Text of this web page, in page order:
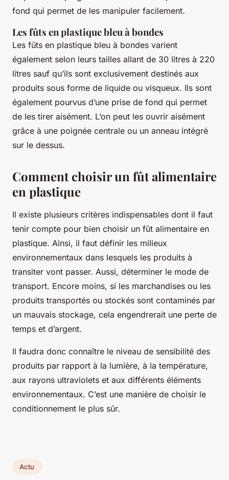
fond qui permet de les manipuler facilement.
Les fûts en plastique bleu à bondes
Les fûts en plastique bleu à bondes varient
également selon leurs tailles allant de 30 litres à 220
litres sauf qu’ils sont exclusivement destinés aux
produits sous forme de liquide ou visqueux. Ils sont
également pourvus d’une prise de fond qui permet
de les tirer aisément. L’on peut les ouvrir aisément
grâce à une poignée centrale ou un anneau intégré
sur le dessus.
Comment choisir un fût alimentaire
en plastique
Il existe plusieurs critères indispensables dont il faut
tenir compte pour bien choisir un fût alimentaire en
plastique. Ainsi, il faut définir les milieux
environnementaux dans lesquels les produits à
transiter vont passer. Aussi, déterminer le mode de
transport. Encore moins, si les marchandises ou les
produits transportés ou stockés sont contaminés par
un mauvais stockage, cela engendrerait une perte de
temps et d’argent.
Il faudra donc connaître le niveau de sensibilité des
produits par rapport à la lumière, à la température,
aux rayons ultraviolets et aux différents éléments
environnementaux. C’est une manière de choisir le
conditionnement le plus sûr.
Actu